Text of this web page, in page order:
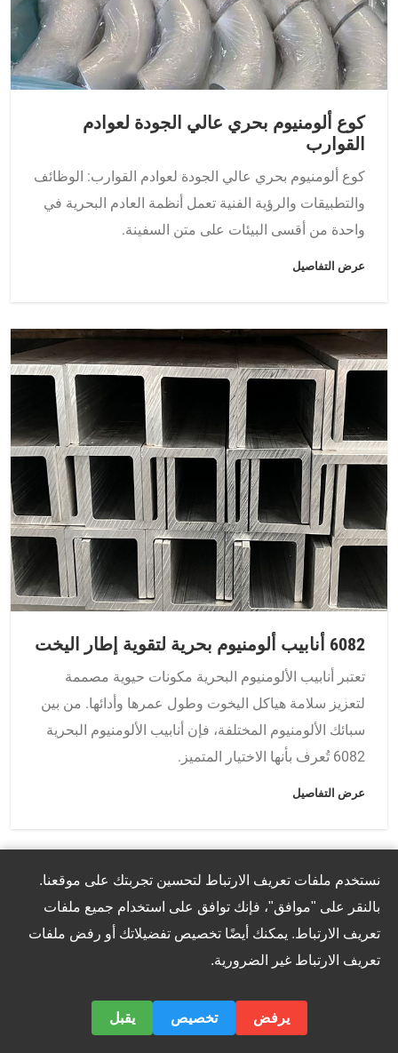
كوع ألومنيوم بحري عالي الجودة لعوادم
القوارب
كوع ألومنيوم بحري عالي الجودة لعوادم القوارب: الوظائف
والتطبيقات والرؤية الفنية تعمل أنظمة العادم البحرية في
واحدة من أقسى البيئات على متن السفينة.
عرض التفاصيل
6082 أنابيب ألومنيوم بحرية لتقوية إطار اليخت
تعتبر أنابيب الألومنيوم البحرية مكونات حيوية مصممة
لتعزيز سلامة هياكل اليخوت وطول عمرها وأدائها. من بين
سبائك الألومنيوم المختلفة، فإن أنابيب الألومنيوم البحرية
6082 تُعرف بأنها الاختيار المتميز.
عرض التفاصيل
نستخدم ملفات تعريف الارتباط لتحسين تجربتك على موقعنا.
بالنقر على "موافق"، فإنك توافق على استخدام جميع ملفات
تعريف الارتباط. يمكنك أيضًا تخصيص تفضيلاتك أو رفض ملفات
تعريف الارتباط غير الضرورية.
يرفض تخصيص يقبل